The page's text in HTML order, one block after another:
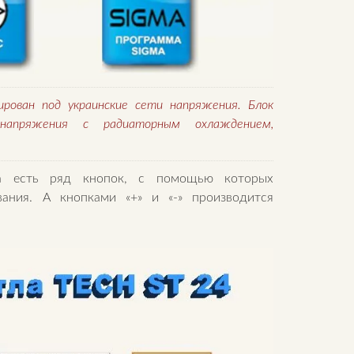
под украинские сети напряжения. Блок
с радиаторным охлаждением,
есть ряд кнопок, с помощью которых
А кнопками «+» и «-» производится